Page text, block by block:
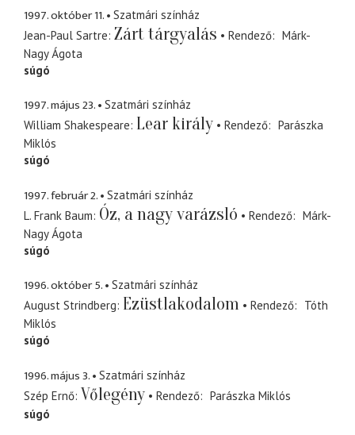
1997. október 11.
Szatmári színház
Jean-Paul Sartre Zárt tárgyalás Rendező
Márk-
Nagy Ágota
súgó
1997. május 23.
Szatmári színház
William Shakespeare Lear király Rendező
Parászka
Miklós
súgó
1997. február 2.
Szatmári színház
L. Frank Baum Óz, a nagy varázsló Rendező
Márk-
Nagy Ágota
súgó
1996. október 5.
Szatmári színház
August Strindberg Ezüstlakodalom Rendező
Tóth
Miklós
súgó
1996. május 3.
Szatmári színház
Szép Ernő Vőlegény Rendező
Parászka Miklós
súgó